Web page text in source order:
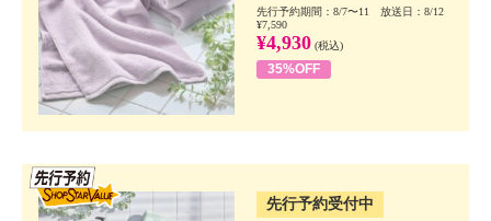
先行予約期間：8/7〜11 放送日：8/12
¥7,590
¥4,930 (税込)
35%OFF
先行予約受付中